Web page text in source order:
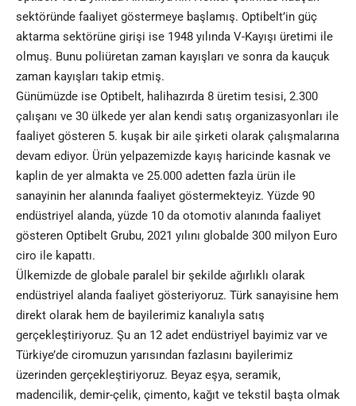
sektöründe faaliyet göstermeye başlamış. Optibelt’in güç
aktarma sektörüne girişi ise 1948 yılında V-Kayışı üretimi ile
olmuş. Bunu poliüretan zaman kayışları ve sonra da kauçuk
zaman kayışları takip etmiş.
Günümüzde ise Optibelt, halihazırda 8 üretim tesisi, 2.300
çalışanı ve 30 ülkede yer alan kendi satış organizasyonları ile
faaliyet gösteren 5. kuşak bir aile şirketi olarak çalışmalarına
devam ediyor. Ürün yelpazemizde kayış haricinde kasnak ve
kaplin de yer almakta ve 25.000 adetten fazla ürün ile
sanayinin her alanında faaliyet göstermekteyiz. Yüzde 90
endüstriyel alanda, yüzde 10 da otomotiv alanında faaliyet
gösteren Optibelt Grubu, 2021 yılını globalde 300 milyon Euro
ciro ile kapattı.
Ülkemizde de globale paralel bir şekilde ağırlıklı olarak
endüstriyel alanda faaliyet gösteriyoruz. Türk sanayisine hem
direkt olarak hem de bayilerimiz kanalıyla satış
gerçekleştiriyoruz. Şu an 12 adet endüstriyel bayimiz var ve
Türkiye’de ciromuzun yarısından fazlasını bayilerimiz
üzerinden gerçekleştiriyoruz. Beyaz eşya, seramik,
madencilik, demir-çelik, çimento, kağıt ve tekstil başta olmak